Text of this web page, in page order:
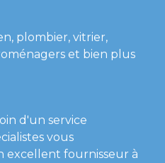
plombier, vitrier,
et bien plus
d'un service
vous
excellent fournisseur à